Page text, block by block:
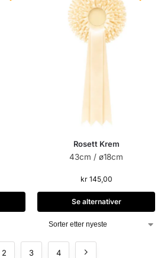
Rosett Krem
43cm / ø18cm
kr145,00
Se alternativer
2 3 4